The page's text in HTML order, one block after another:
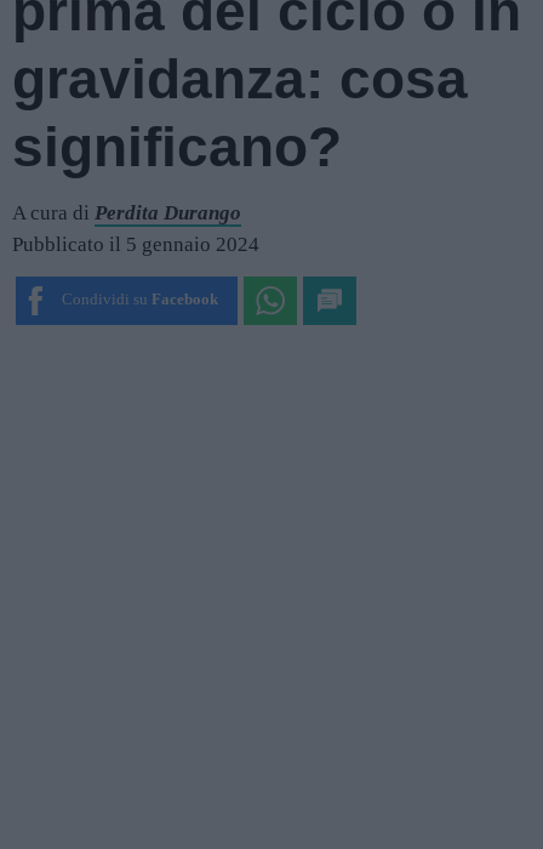
gravidanza: cosa
significano?
A cura di Perdita Durango
Pubblicato il 5 gennaio 2024
Condividi su Facebook